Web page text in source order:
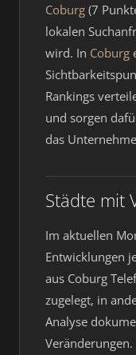
Coburg (7
lokalen
wird. In Coburg
Rankings
und sorgen
das
Städte mit
Im aktuellen
Entwicklungen
aus Coburg
zugelegt, in
Analyse
Veränderungen.